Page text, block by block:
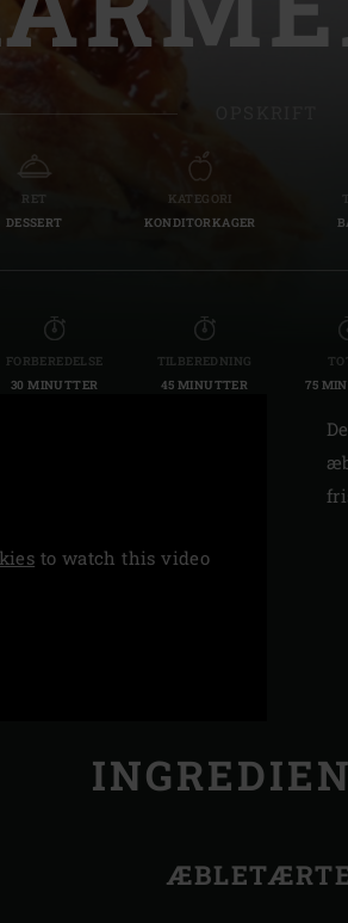
RET
DESSERT
KATEGORI
KONDITORKAGER
FORBEREDELSE
30 MINUTTER
TILBEREDNING
45 MINUTTER
75
to watch this video